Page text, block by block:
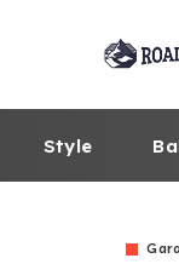
Style